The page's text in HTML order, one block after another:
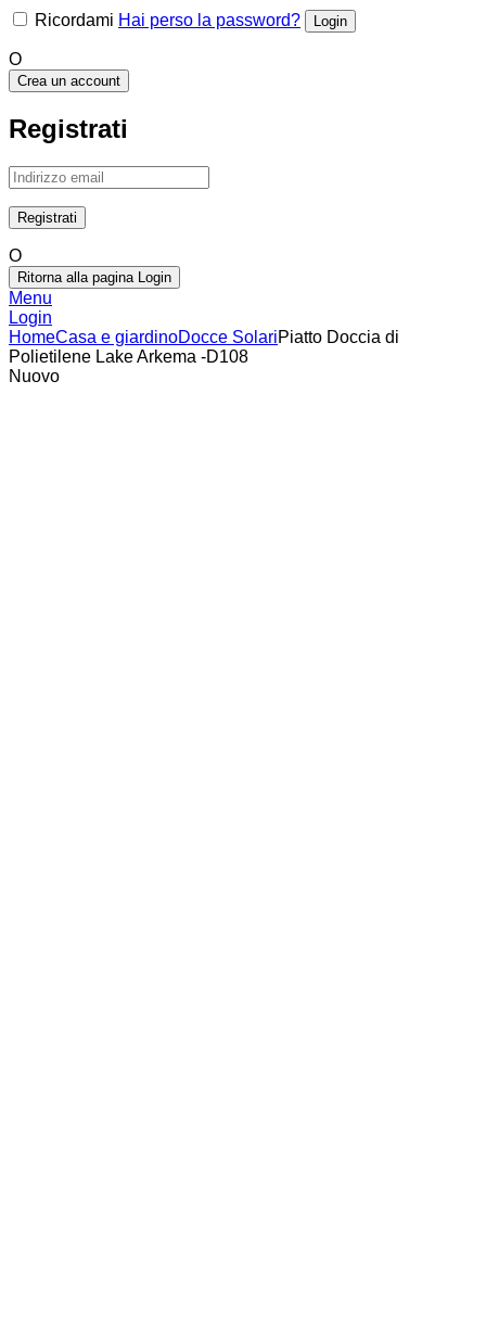
Ricordami Hai perso la password?
O
Crea un account
Registrati
O
Ritorna alla pagina Login
Menu
Login
HomeCasa e giardinoDocce SolariPiatto Doccia di
Polietilene Lake Arkema -D108
Nuovo